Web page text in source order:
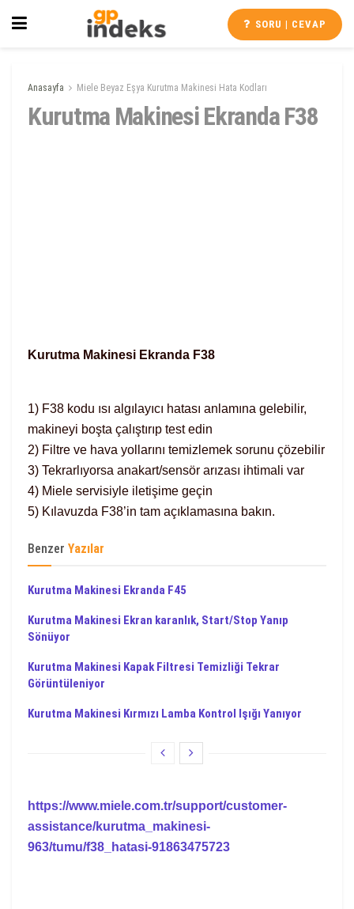
SORU | CEVAP
Anasayfa Miele Beyaz Eşya Kurutma Makinesi Hata Kodları
Kurutma Makinesi Ekranda F38
Kurutma Makinesi Ekranda F38
1) F38 kodu ısı algılayıcı hatası anlamına gelebilir,
makineyi boşta çalıştırıp test edin
2) Filtre ve hava yollarını temizlemek sorunu çözebilir
3) Tekrarlıyorsa anakart/sensör arızası ihtimali var
4) Miele servisiyle iletişime geçin
5) Kılavuzda F38’in tam açıklamasına bakın.
Benzer Yazılar
Kurutma Makinesi Ekranda F45
Kurutma Makinesi Ekran karanlık, Start/Stop Yanıp
Sönüyor
Kurutma Makinesi Kapak Filtresi Temizliği Tekrar
Görüntüleniyor
Kurutma Makinesi Kırmızı Lamba Kontrol Işığı Yanıyor
https://www.miele.com.tr/support/customer-
assistance/kurutma_makinesi-
963/tumu/f38_hatasi-91863475723